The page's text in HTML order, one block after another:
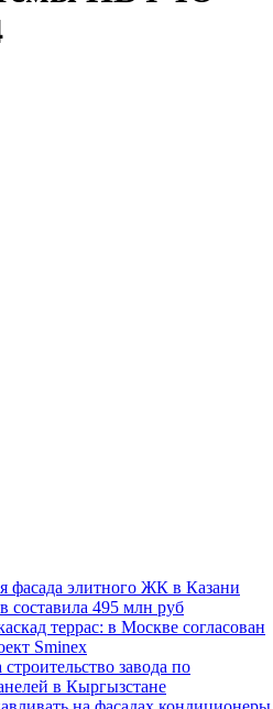
фасада элитного ЖК в Казани
составила 495 млн руб
террас: в Москве согласован
Sminex
завода по
в Кыргызстане